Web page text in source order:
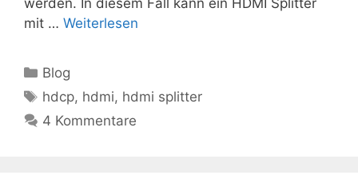
werden. In diesem Fall kann ein HDMI Splitter
mit … Weiterlesen
Kategorien
Blog
Schlagwörter
hdcp, hdmi, hdmi splitter
4 Kommentare